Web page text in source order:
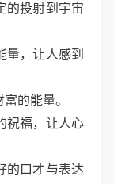
的投射到宇宙
量，让人感到
的能量。
祝福，让人心
的口才与表达